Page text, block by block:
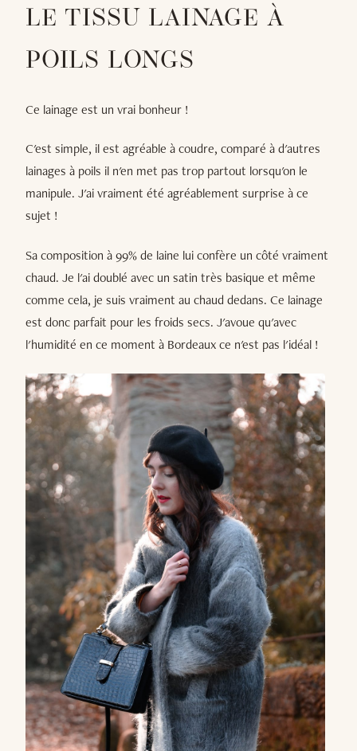
LE TISSU LAINAGE À
POILS LONGS
Ce lainage est un vrai bonheur !
C'est simple, il est agréable à coudre, comparé à d'autres
lainages à poils il n'en met pas trop partout lorsqu'on le
manipule. J'ai vraiment été agréablement surprise à ce
sujet !
Sa composition à 99% de laine lui confère un côté vraiment
chaud. Je l'ai doublé avec un satin très basique et même
comme cela, je suis vraiment au chaud dedans. Ce lainage
est donc parfait pour les froids secs. J'avoue qu'avec
l'humidité en ce moment à Bordeaux ce n'est pas l'idéal !